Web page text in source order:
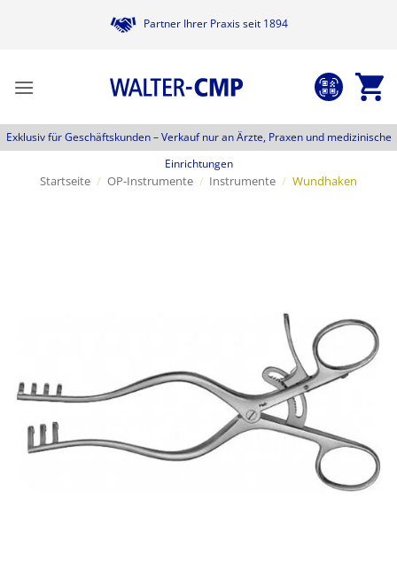
Partner Ihrer Praxis seit 1894
Exklusiv für Geschäftskunden –Verkauf nur an Ärzte, Praxen und medizinische
Einrichtungen
Startseite / OP-Instrumente / Instrumente / Wundhaken